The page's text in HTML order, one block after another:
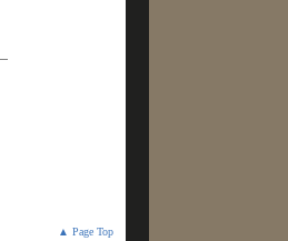
▲ Page Top